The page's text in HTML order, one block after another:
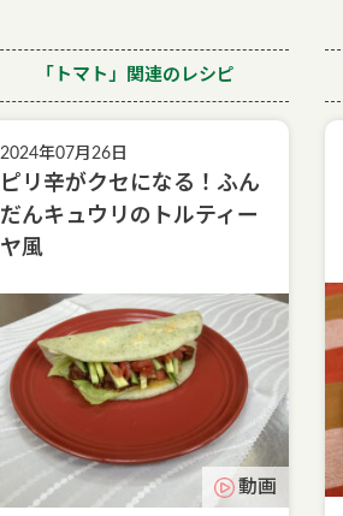
「トマト」関連のレシピ
2024年07月26日
ピリ辛がクセになる！ふん
だんキュウリのトルティー
ヤ風
動画